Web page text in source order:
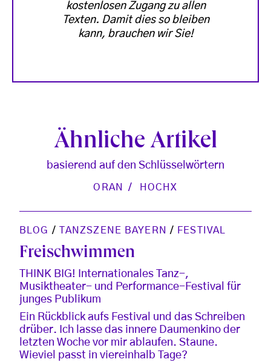
kostenlosen Zugang zu allen
Texten. Damit dies so bleiben
kann, brauchen wir Sie!
Ähnliche Artikel
basierend auf den Schlüsselwörtern
ORAN HOCHX
BLOG / TANZSZENE BAYERN / FESTIVAL
Freischwimmen
THINK BIG! Internationales Tanz-,
Musiktheater- und Performance-Festival für
junges Publikum
Ein Rückblick aufs Festival und das Schreiben
drüber. Ich lasse das innere Daumenkino der
letzten Woche vor mir ablaufen. Staune.
Wieviel passt in viereinhalb Tage?